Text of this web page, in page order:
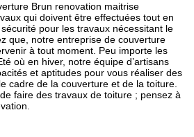
Brun renovation maitrise
qui doivent être effectuées tout en
pour les travaux nécessitant le
que, notre entreprise de couverture
à tout moment. Peu importe les
où en hiver, notre équipe d’artisans
et aptitudes pour vous réaliser des
cadre de la couverture et de la toiture.
faire des travaux de toiture ; pensez à